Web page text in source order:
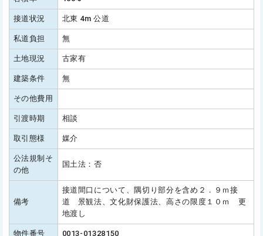
接道状況 北東 4m 公道
私道負担 無
土地現況 古家有
建築条件 無
その他費用
引渡時期 相談
取引態様 媒介
公法規制そ
の他
国土法：否
備考
接道間口について、隅切り部分を含め２．９ｍ接
道 景観法、文化財保護法、高さの限度１０ｍ 更
地渡し
物件番号 0013-01328150